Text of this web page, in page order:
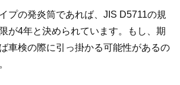
プの発炎筒であれば、JIS D5711の規
が4年と決められています。もし、期
車検の際に引っ掛かる可能性があるの